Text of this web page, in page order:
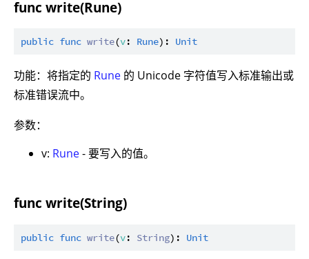
func write(Rune)
public func write(v: Rune): Unit
功能：将指定的 Rune 的 Unicode 字符值写入标准输出或
标准错误流中。
参数：
v: Rune- 要写入的值。
func write(String)
public func write(v: String): Unit